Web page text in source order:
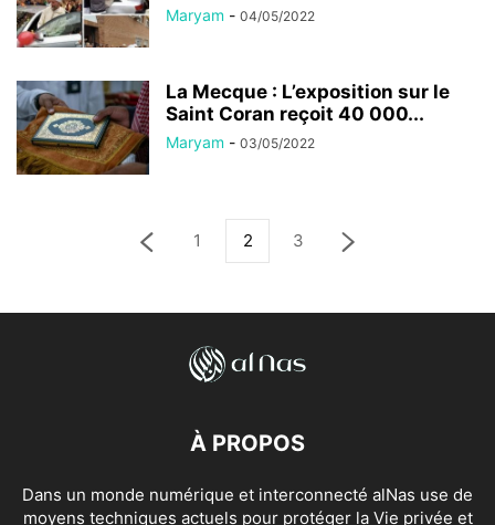
Maryam - 04/05/2022
La Mecque : L’exposition sur le
Saint Coran reçoit 40 000...
Maryam - 03/05/2022
1 2 3
À PROPOS
Dans un monde numérique et interconnecté alNas use de
moyens techniques actuels pour protéger la Vie privée et